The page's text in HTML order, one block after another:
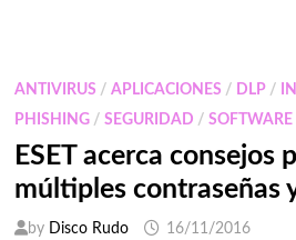
DE
ANTIVIRUS / APLICACIONES / DLP/
PHISHING/ SEGURIDAD / SOFTWARE
ESET acerca consejos
múltiples contraseñas
by Disco Rudo 16/11/2016